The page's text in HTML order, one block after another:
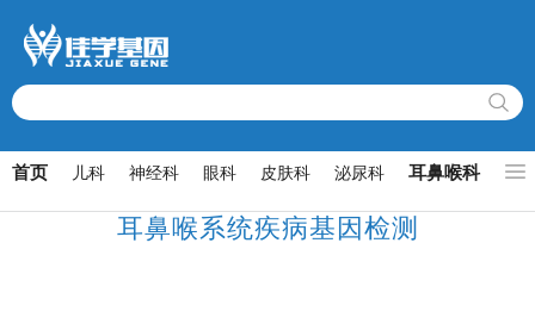
首页 儿科 神经科 眼科 皮肤科 泌尿科 耳鼻喉科 心
耳鼻喉系统疾病基因检测